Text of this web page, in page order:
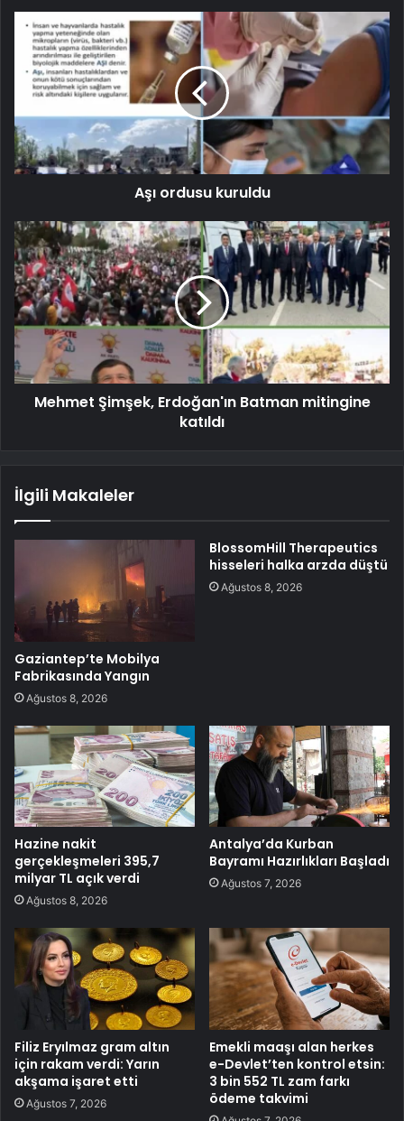
Aşı ordusu kuruldu
Mehmet Şimşek, Erdoğan'ın Batman mitingine
katıldı
İlgili Makaleler
Gaziantep’te Mobilya
Fabrikasında Yangın
Ağustos 8, 2026
BlossomHill Therapeutics
hisseleri halka arzda düştü
Ağustos 8, 2026
Hazine nakit
gerçekleşmeleri 395,7
milyar TL açık verdi
Ağustos 8, 2026
Antalya’da Kurban
Bayramı Hazırlıkları Başladı
Ağustos 7, 2026
Filiz Eryılmaz gram altın
için rakam verdi: Yarın
akşama işaret etti
Ağustos 7, 2026
Emekli maaşı alan herkes
e-Devlet’ten kontrol etsin:
3 bin 552 TL zam farkı
ödeme takvimi